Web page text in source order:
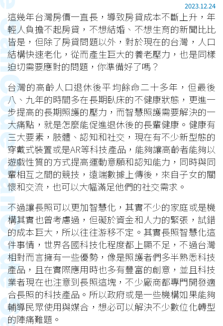
2023.12.24
這幾年台灣房價一直長，導致房貸成本不斷上升，年
輕人負擔不起房貸，不想結婚、不想生育的新聞比比
皆是，但除了房貸問題以外，對於現在的台灣，人口
結構快速老化，從而產生巨大的養老壓力，也是同樣
迫切需要應對的問題，你準備好了嗎？
台灣的高齡人口退休後平均餘命二十多年，但最後
八、九年的時間多在長期臥床的不健康狀態，更進一
步提高的長期照護的壓力，而智慧照護需要解決的一
大痛點，就是怎麼能促進退休後的長輩健康。健康有
三大要素，肢體、認知和社交，現在有不少新型態的
穿戴式裝置或是AR等科技產品，能夠讓高齡者能夠以
遊戲性質的方式提高運動意願和認知能力，同時與同
輩相互之間的競技，遠端數據上傳後，來自子女的關
懷和交流，也可以大幅滿足他們的社交需求。
不過讓長照可以更加智慧化，其實不少的家庭或是機
構其實也曾考慮過，但礙於資金和人力的緊張，試錯
的成本巨大，所以往往游移不定。其實長照智慧化這
件事情，世界各國科技化程度都上顯不足，不過台灣
相對而言擁有一些優勢，像是照護者們多半熟悉科技
產品，且在實際應用時也多有豐富的創意，並且科技
業者現在也注意到長照這塊，不少廠商都專門開發適
合長照的科技產品。所以政府或是一些機構如果能夠
輔導民眾使用與媒合，想必可以解決不少數位化轉型
的陣痛難題。